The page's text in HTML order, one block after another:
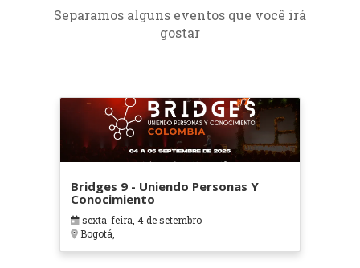
Separamos alguns eventos que você irá
gostar
Bridges 9 - Uniendo Personas Y
Conocimiento
sexta-feira, 4 de setembro
Bogotá,